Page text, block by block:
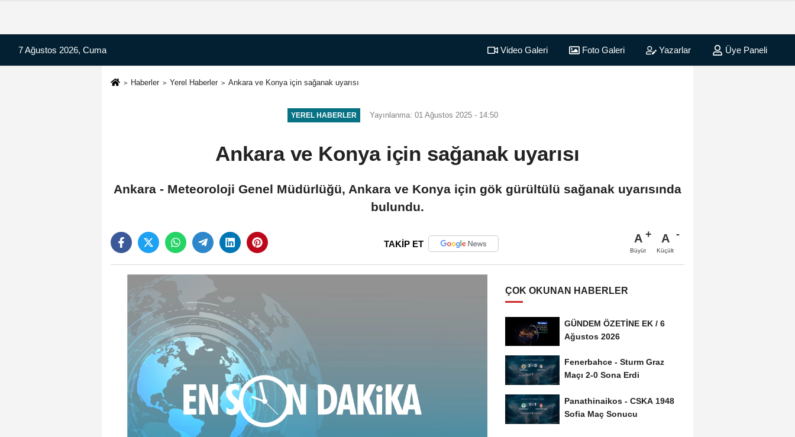
7 Ağustos 2026, Cuma Video Galeri Foto Galeri Yazarlar Üye Paneli
Haberler Yerel Haberler Ankara ve Konya için sağanak uyarısı
YEREL HABERLER Yayınlanma: 01 Ağustos 2025 - 14:50
Ankara ve Konya için sağanak uyarısı
Ankara - Meteoroloji Genel Müdürlüğü, Ankara ve Konya için gök gürültülü sağanak uyarısında
bulundu.
TAKİP ET A
Büyüt
A
Küçült
ÇOK OKUNAN HABERLER
GÜNDEM ÖZETİNE EK / 6
Ağustos 2026
Fenerbahce - Sturm Graz
Maçı 2-0 Sona Erdi
Panathinaikos - CSKA 1948
Sofia Maç Sonucu